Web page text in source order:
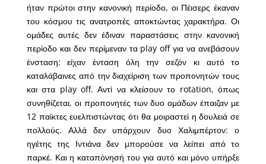
ήταν πρώτοι στην κανονική περίοδο, οι Πέισερς έκαναν
του κόσμου τις ανατροπές αποκτώντας χαρακτήρα. Οι
ομάδες αυτές δεν έδιναν παραστάσεις στην κανονική
περίοδο και δεν περίμεναν τα play off για να ανεβάσουν
ένσταση: είχαν ένταση όλη την σεζόν κι αυτό το
καταλάβαινες από την διαχείριση των προπονητών τους
και στα play off. Αντί να κλείσουν το rotation, όπως
συνηθίζεται, οι προπονητές των δυο ομάδων έπαιζαν με
12 παίκτες ευελπιστώντας ότι θα μοιραστεί η δουλειά σε
πολλούς. Αλλά δεν υπάρχουν δυο Χαλιμπέρτον: ο
ηγέτης της Ιντιάνα δεν μπορούσε να λείπει από το
παρκέ. Και η καταπόνησή του για αυτό και μόνο υπήρξε